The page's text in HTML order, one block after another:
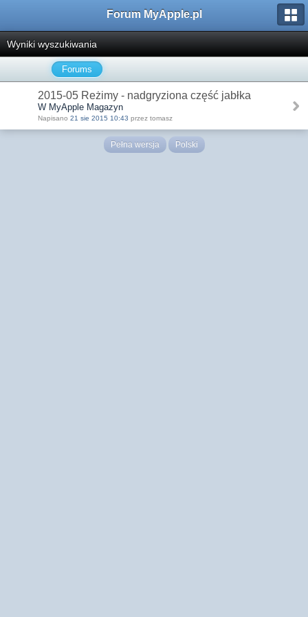
Forum MyApple.pl
Wyniki wyszukiwania
Forums
2015-05 Reżimy - nadgryziona część jabłka
W MyApple Magazyn
Napisano 21 sie 2015 10:43 przez tomasz
Pełna wersja Polski